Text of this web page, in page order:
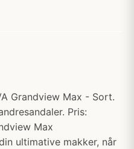
Grandview Max - Sort.
Pris:
Max
ultimative makker, når